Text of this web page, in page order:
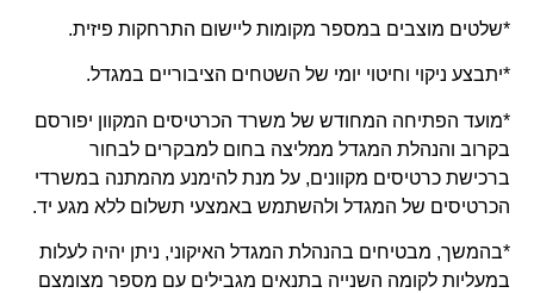
*שלטים מוצבים במספר מקומות ליישום התרחקות פיזית.
*יתבצע ניקוי וחיטוי יומי של השטחים הציבוריים במגדל.
*מועד הפתיחה המחודש של משרד הכרטיסים המקוון יפורסם
בקרוב והנהלת המגדל ממליצה בחום למבקרים לבחור
ברכישת כרטיסים מקוונים, על מנת להימנע מהמתנה במשרדי
הכרטיסים של המגדל ולהשתמש באמצעי תשלום ללא מגע יד.
*בהמשך, מבטיחים בהנהלת המגדל האיקוני, ניתן יהיה לעלות
במעליות לקומה השנייה בתנאים מגבילים עם מספר מצומצם